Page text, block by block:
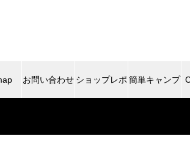
お問い合わせ ショップレポ 簡単キャンプ